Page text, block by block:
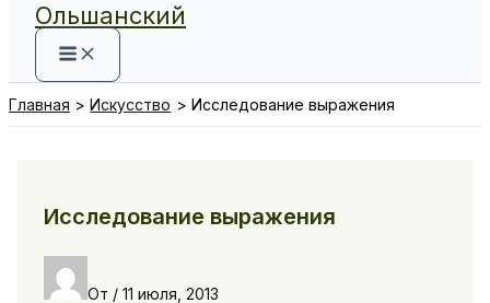
Ольшанский
Главная Искусство Исследование выражения
Исследование выражения
От / 11 июля, 2013